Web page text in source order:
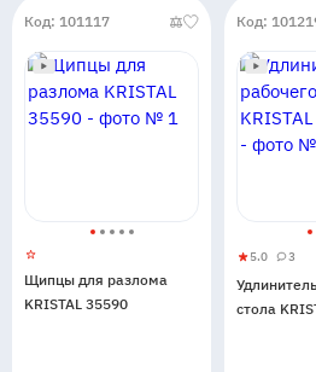
Код: 101117
Щипцы для разлома
KRISTAL 35590
Код:
рабочего
стола
5.0
5
3 3
стола